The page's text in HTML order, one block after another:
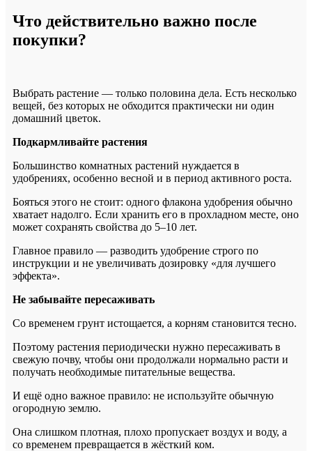
Что действительно важно после
покупки?
Выбрать растение — только половина дела. Есть несколько
вещей, без которых не обходится практически ни один
домашний цветок.
Подкармливайте растения
Большинство комнатных растений нуждается в
удобрениях, особенно весной и в период активного роста.
Бояться этого не стоит: одного флакона удобрения обычно
хватает надолго. Если хранить его в прохладном месте, оно
может сохранять свойства до 5–10 лет.
Главное правило — разводить удобрение строго по
инструкции и не увеличивать дозировку «для лучшего
эффекта».
Не забывайте пересаживать
Со временем грунт истощается, а корням становится тесно.
Поэтому растения периодически нужно пересаживать в
свежую почву, чтобы они продолжали нормально расти и
получать необходимые питательные вещества.
И ещё одно важное правило: не используйте обычную
огородную землю.
Она слишком плотная, плохо пропускает воздух и воду, а
со временем превращается в жёсткий ком.